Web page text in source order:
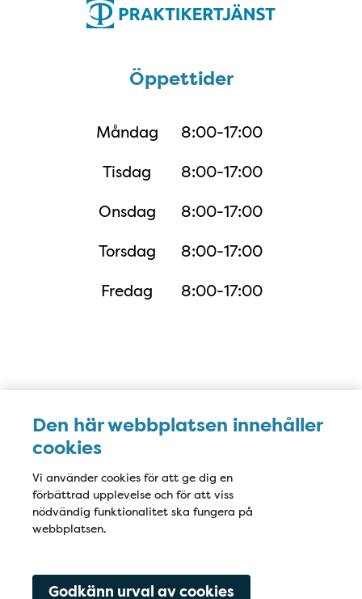
Den här webbplatsen innehåller
cookies
Vi använder cookies för att ge dig en
förbättrad upplevelse och för att viss
nödvändig funktionalitet ska fungera på
webbplatsen.
Godkänn urval av cookies
Öppettider
Måndag
8:00-17:00
Tisdag
8:00-17:00
Onsdag
8:00-17:00
Torsdag
8:00-17:00
Fredag
8:00-17:00
Karta